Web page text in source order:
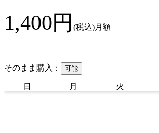
1,400円 (税込)月額
そのまま購入： 可能
日 月 火